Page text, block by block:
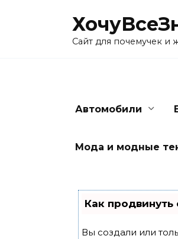
Сайт для почемучек и
Автомобили
Мода и модные
Как продвинуть
Вы создали или